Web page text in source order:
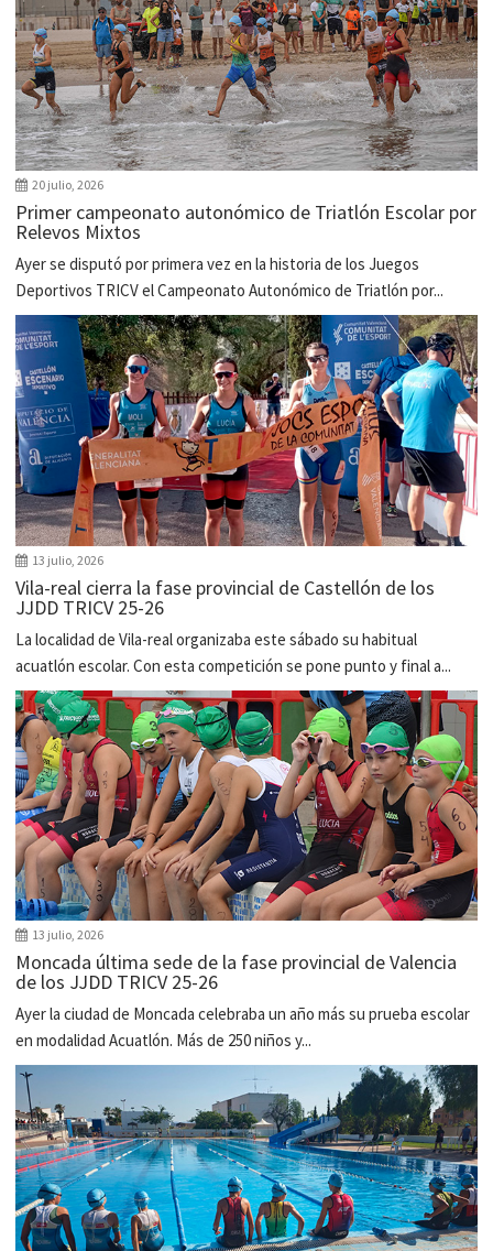
20 julio, 2026
Primer campeonato autonómico de Triatlón Escolar por
Relevos Mixtos
Ayer se disputó por primera vez en la historia de los Juegos
Deportivos TRICV el Campeonato Autonómico de Triatlón por...
13 julio, 2026
Vila-real cierra la fase provincial de Castellón de los
JJDD TRICV 25-26
La localidad de Vila-real organizaba este sábado su habitual
acuatlón escolar. Con esta competición se pone punto y final a...
13 julio, 2026
Moncada última sede de la fase provincial de Valencia
de los JJDD TRICV 25-26
Ayer la ciudad de Moncada celebraba un año más su prueba escolar
en modalidad Acuatlón. Más de 250 niños y...